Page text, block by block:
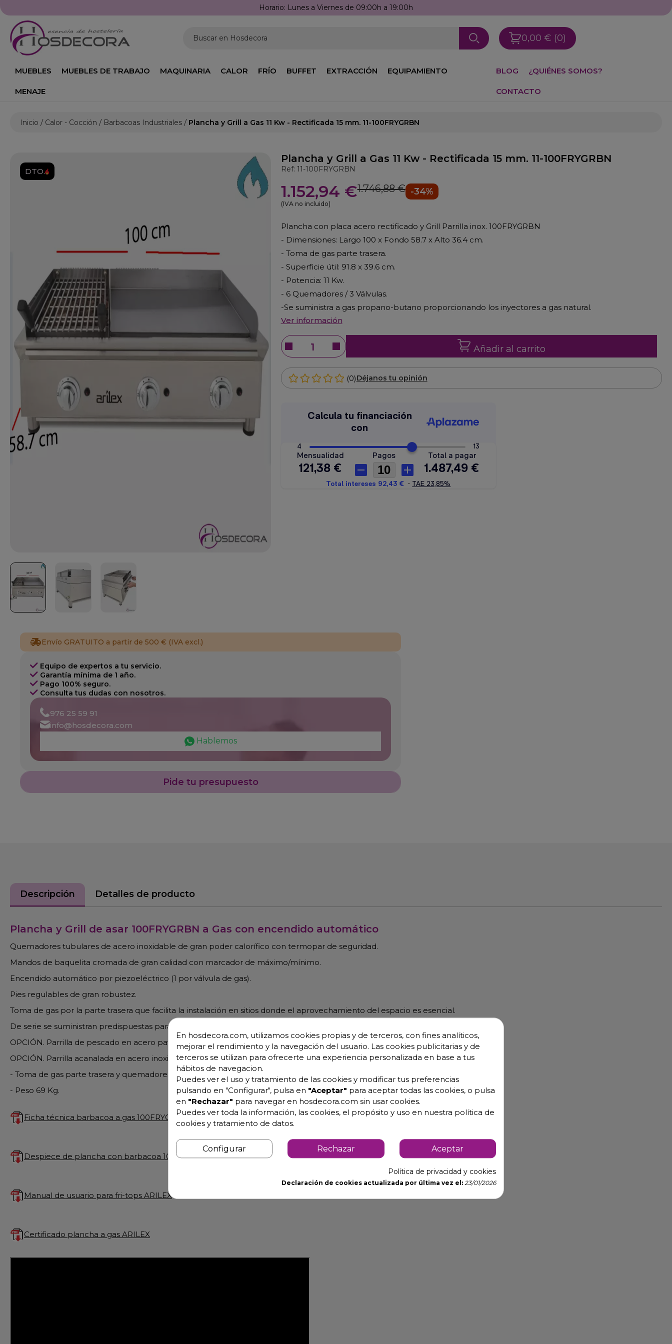
Llámanos: 976 25 59 91
Buscar en Hosdecora 0,00 € (0)
MUEBLES MUEBLES DE TRABAJO MAQUINARIA CALOR FRÍO BUFFET EXTRACCIÓN EQUIPAMIENTO
MENAJE
BLOG ¿QUIÉNES SOMOS?
CONTACTO
Inicio Calor - Cocción Barbacoas Industriales Plancha y Grill a Gas 11 Kw - Rectificada 15 mm. 11-100FRYGRBN
DTO.
Plancha y Grill a Gas 11 Kw - Rectificada 15 mm. 11-100FRYGRBN
Ref: 11-100FRYGRBN
1.152,94 €1.746,88 € -34%
(IVA no incluido)
Plancha con placa acero rectificado y Grill Parrilla inox. 100FRYGRBN
- Dimensiones: Largo 100 x Fondo 58.7 x Alto 36.4 cm.
- Toma de gas parte trasera.
- Superficie útil: 91.8 x 39.6 cm.
- Potencia: 11 Kw.
- 6 Quemadores / 3 Válvulas.
-Se suministra a gas propano-butano proporcionando los inyectores a gas natural.
Ver información
Añadir al carrito
(0)Déjanos tu opinión
Envío GRATUITO a partir de 500 € (IVA excl.)
Equipo de expertos a tu servicio.
Garantía mínima de 1 año.
Pago 100% seguro.
Consulta tus dudas con nosotros.
976 25 59 91
info@hosdecora.com
Hablemos
Pide tu presupuesto
Descripción Detalles de producto
Plancha y Grill de asar 100FRYGRBN a Gas con encendido automático
Quemadores tubulares de acero inoxidable de gran poder calorífico con termopar de seguridad.
Mandos de baquelita cromada de gran calidad con marcador de máximo/mínimo.
Encendido automático por piezoeléctrico (1 por válvula de gas).
Pies regulables de gran robustez.
Toma de gas por la parte trasera que facilita la instalación en sitios donde el aprovechamiento del espacio es esencial.
De serie se suministran predispuestas para gas propano-butano y se proporcionan inyectores para cambios a gas natural.
OPCIÓN. Parrilla de pescado en acero pavonado e inoxidable
OPCIÓN. Parrilla acanalada en acero inoxidable
- Toma de gas parte trasera y quemadores tubulares de acero inox.
- Peso 69 Kg.
Ficha técnica barbacoa a gas 100FRYGRB
Despiece de plancha con barbacoa 100FRGRB
Manual de usuario para fri-tops ARILEX
Certificado plancha a gas ARILEX
En hosdecora.com, utilizamos cookies propias y de terceros, con fines analíticos,
mejorar el rendimiento y la navegación del usuario. Las cookies publicitarias y de
terceros se utilizan para ofrecerte una experiencia personalizada en base a tus
hábitos de navegacion.
Puedes ver el uso y tratamiento de las cookies y modificar tus preferencias
pulsando en "Configurar", pulsa en "Aceptar" para aceptar todas las cookies, o pulsa
en "Rechazar" para navegar en hosdecora.com sin usar cookies.
Puedes ver toda la información, las cookies, el propósito y uso en nuestra política de
cookies y tratamiento de datos.
Configurar Rechazar Aceptar
Política de privacidad y cookies
Declaración de cookies actualizada por última vez el: 23/01/2026